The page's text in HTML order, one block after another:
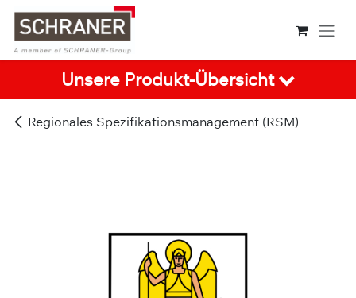
Zum Inhalt springen
Unsere Produkt-Übersicht
Regionales Spezifikationsmanagement (RSM)